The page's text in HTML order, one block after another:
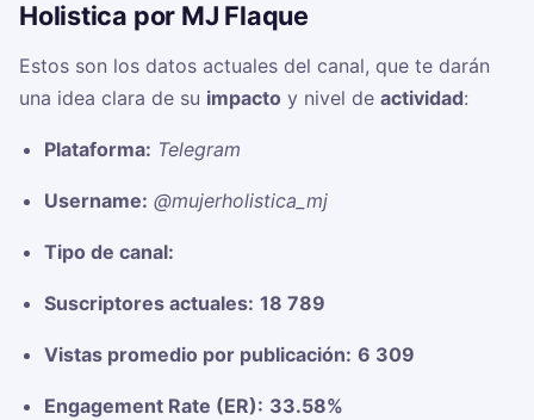
Holistica por MJ Flaque
Estos son los datos actuales del canal, que te darán
una idea clara de su impacto y nivel de actividad:
Plataforma: Telegram
Username: @mujerholistica_mj
Tipo de canal:
Suscriptores actuales: 18 789
Vistas promedio por publicación: 6 309
Engagement Rate (ER): 33.58%